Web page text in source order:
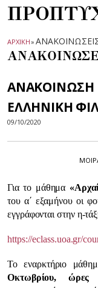
ΑΡΧΙΚΗ»
ΑΝΑΚΟΙΝΩΣΗ
ΕΛΛΗΝΙΚΗ
09/10/2020
Για το μάθημα
του α΄ εξαμήνου οι
εγγράφονται στην η-
https://eclass.uoa.gr/
Το εναρκτήριο
Οκτωβρίου, ώρες